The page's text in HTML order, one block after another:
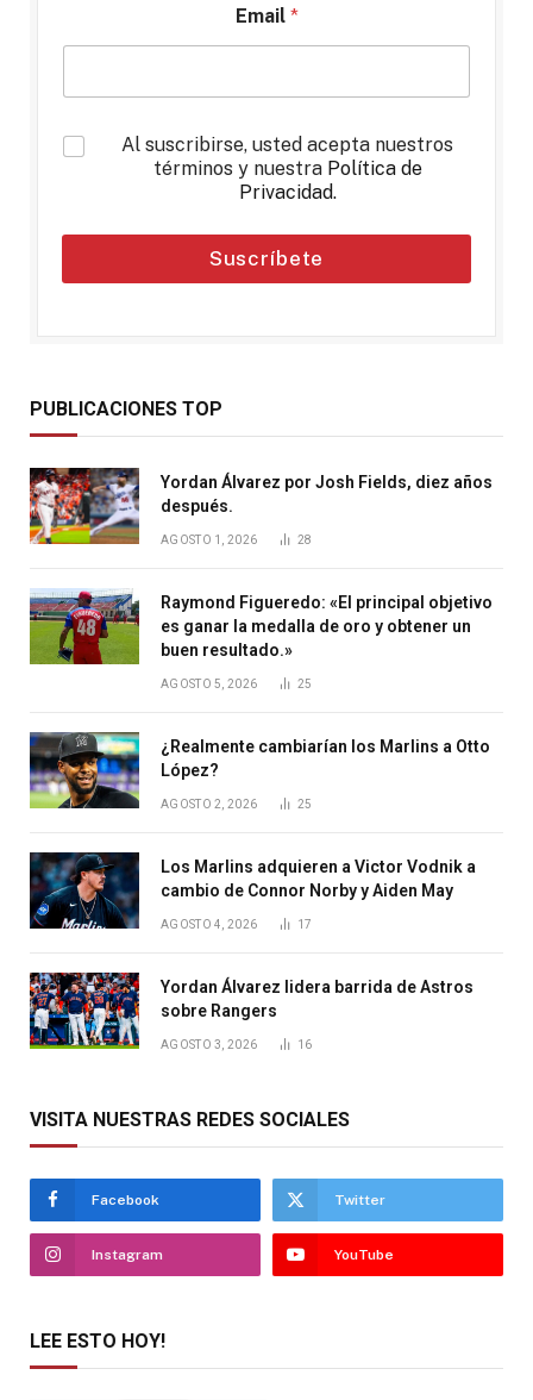
Email *
*
Al suscribirse, usted acepta nuestros
términos y nuestra Política de
Privacidad.
Suscríbete
PUBLICACIONES TOP
Yordan Álvarez por Josh Fields, diez años
después.
AGOSTO 1, 2026 28
Raymond Figueredo: «El principal objetivo
es ganar la medalla de oro y obtener un
buen resultado.»
AGOSTO 5, 2026 25
¿Realmente cambiarían los Marlins a Otto
López?
AGOSTO 2, 2026 25
Los Marlins adquieren a Victor Vodnik a
cambio de Connor Norby y Aiden May
AGOSTO 4, 2026 17
Yordan Álvarez lidera barrida de Astros
sobre Rangers
AGOSTO 3, 2026 16
VISITA NUESTRAS REDES SOCIALES
Facebook Twitter
Instagram YouTube
LEE ESTO HOY!